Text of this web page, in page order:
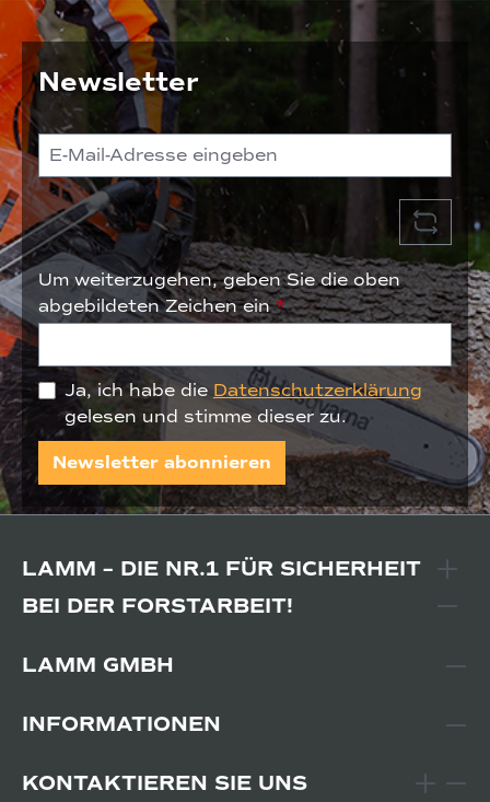
Newsletter
Um weiterzugehen, geben Sie die oben
abgebildeten Zeichen ein*
Ja, ich habe die Datenschutzerklärung
gelesen und stimme dieser zu.
Newsletter abonnieren
LAMM – DIE NR.1 FÜR SICHERHEIT
BEI DER FORSTARBEIT!
LAMM GMBH
INFORMATIONEN
KONTAKTIEREN SIE UNS